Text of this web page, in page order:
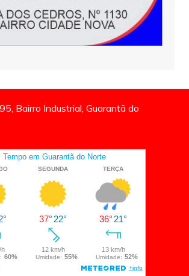
Bairro Industrial, Guarantã do